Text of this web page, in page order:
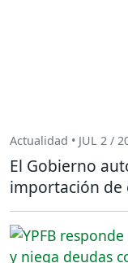
Actualidad • JUL 2 /
El Gobierno
importación de